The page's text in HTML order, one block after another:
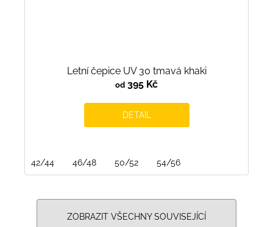
Letní čepice UV 30 tmavá khaki
od 395 Kč
DETAIL
42/44 46/48 50/52 54/56
ZOBRAZIT VŠECHNY SOUVISEJÍCÍ